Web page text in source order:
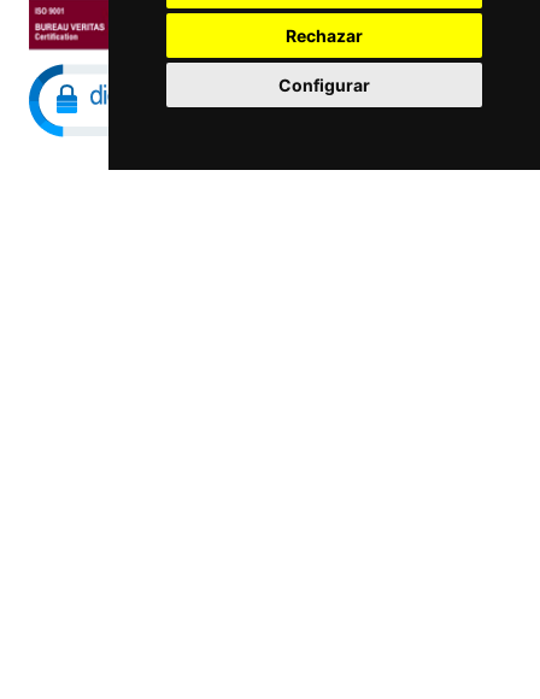
Rechazar
Configurar